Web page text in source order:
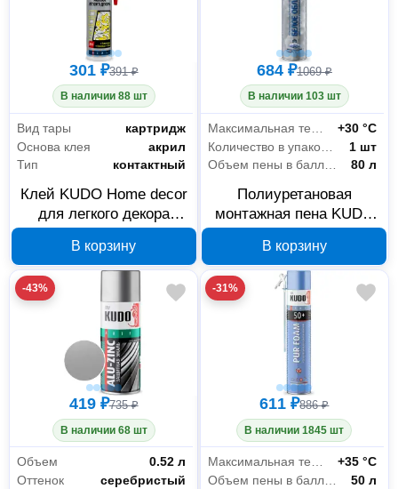
301 ₽391 ₽
В наличии 88 шт
Вид тары
картридж
Основа клея
акрил
Тип
контактный
Клей KUDO Home decor
для легкого декора
мл KBK-311
В корзину
684 ₽1069 ₽
В наличии 103 шт
+30 °С
Количество в упаковке
1 шт
Объем пены в баллоне (выход)
80 л
Полиуретановая
монтажная пена KUDO
KUPP10W80
В корзину
-43%
419 ₽735 ₽
В наличии 68 шт
Объем
0.52 л
Оттенок
серебристый
-31%
611 ₽886 ₽
В наличии 1845 шт
Максимальная температура использования
+35 °С
Объем пены в баллоне (выход)
50 л